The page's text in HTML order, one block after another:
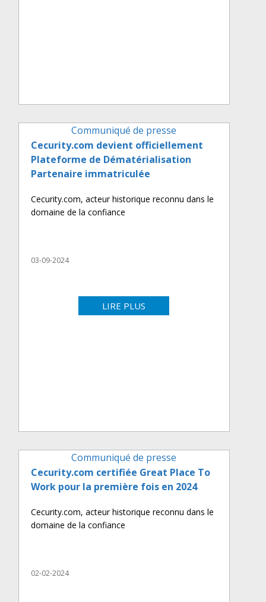
Communiqué de presse
Cecurity.com devient officiellement
Plateforme de Dématérialisation
Partenaire immatriculée
Cecurity.com, acteur historique reconnu dans le
domaine de la confiance
03-09-2024
LIRE PLUS
Communiqué de presse
Cecurity.com certifiée Great Place To
Work pour la première fois en 2024
Cecurity.com, acteur historique reconnu dans le
domaine de la confiance
02-02-2024